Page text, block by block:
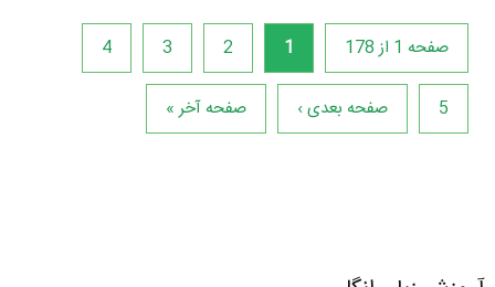
صفحه 1 از 178 1
2
3
4
5 صفحه بعدی › صفحه آخر »